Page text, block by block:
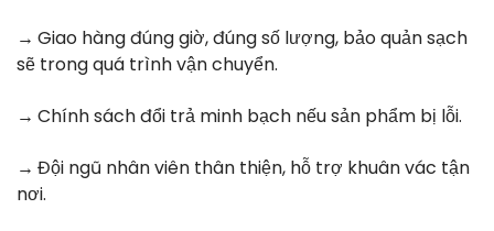
→ Giao hàng đúng giờ, đúng số lượng, bảo quản sạch
sẽ trong quá trình vận chuyển.
→ Chính sách đổi trả minh bạch nếu sản phẩm bị lỗi.
→ Đội ngũ nhân viên thân thiện, hỗ trợ khuân vác tận
nơi.